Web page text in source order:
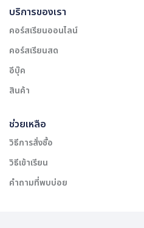
บริการของเรา
คอร์สเรียนออนไลน์
คอร์สเรียนสด
อีบุ๊ค
สินค้า
ช่วยเหลือ
วิธีการสั่งซื้อ
วิธีเข้าเรียน
คำถามที่พบบ่อย